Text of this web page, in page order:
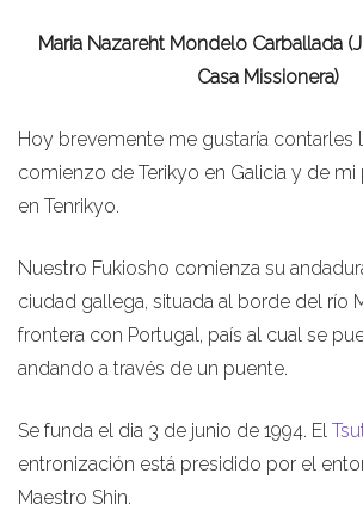
Maria Nazareht Mondelo Carballada
Casa Missionera)
Hoy brevemente me gustaría contarles
comienzo de Terikyo en Galicia y de
en Tenrikyo.
Nuestro Fukiosho comienza su
ciudad gallega, situada al borde del río
frontera con Portugal, país al cual se
andando a través de un puente.
Se funda el dia 3 de junio de 1994. El
entronización está presidido por el
Maestro Shin.